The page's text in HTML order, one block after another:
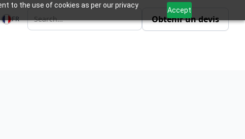
to the use of cookies as per our privacy
Accept
FR Obtenir un devis